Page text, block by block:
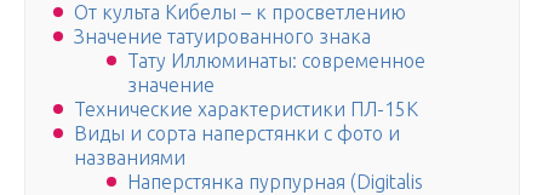
От культа Кибелы – к просветлению
Значение татуированного знака
Тату Иллюминаты: современное
значение
Технические характеристики ПЛ-15К
Виды и сорта наперстянки с фото и
названиями
Наперстянка пурпурная (Digitalis